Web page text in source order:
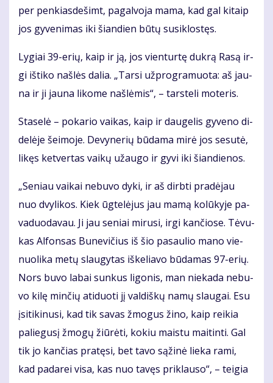
per pen­kias­de­šimt, pa­gal­vo­ja ma­ma, kad gal ki­taip
jos gy­ve­ni­mas iki šian­dien bū­tų su­si­klos­tęs.
Ly­giai 39-erių, kaip ir ją, jos vien­tur­tę duk­rą Ra­są ir­
gi iš­ti­ko naš­lės da­lia. „Tar­si už­prog­ra­muo­ta: aš jau­
na ir ji jau­na li­ko­me naš­lė­mis“, – tars­te­li mo­te­ris.
Sta­se­lė – po­ka­rio vai­kas, kaip ir dau­ge­lis gy­ve­no di­
de­lė­je šei­mo­je. De­vy­ne­rių bū­da­ma mi­rė jos se­su­tė,
li­kęs ket­ver­tas vai­kų už­au­go ir gy­vi iki šian­die­nos.
„Se­niau vai­kai ne­bu­vo dy­ki, ir aš dirb­ti pra­dė­jau
nuo dvy­li­kos. Kiek ūg­te­lė­jus jau ma­mą ko­lū­ky­je pa­
va­duo­da­vau. Ji jau se­niai mi­ru­si, ir­gi kan­čio­se. Tė­vu­
kas Al­fon­sas Bu­ne­vi­čius iš šio pa­sau­lio ma­no vie­
nuo­li­ka me­tų slau­gy­tas iš­ke­lia­vo bū­da­mas 97-erių.
Nors bu­vo la­bai sun­kus li­go­nis, man nie­ka­da ne­bu­
vo ki­lę min­čių ati­duo­ti jį val­diš­kų na­mų slau­gai. Esu
įsi­ti­ki­nu­si, kad tik sa­vas žmo­gus ži­no, kaip rei­kia
pa­lie­gu­sį žmo­gų žiū­rė­ti, ko­kiu mais­tu mai­tin­ti. Gal
tik jo kan­čias pra­tę­si, bet ta­vo są­ži­nė lie­ka ra­mi,
kad pa­da­rei vi­sa, kas nuo ta­vęs pri­klau­so“, – tei­gia